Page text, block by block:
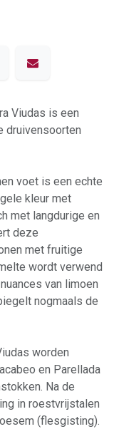
Viudas is een
druivensoorten
voet is een echte
kleur met
met langdurige en
deze
met fruitige
wordt verwend
van limoen
nogmaals de
worden
en Parellada
Na de
in roestvrijstalen
(flesgisting).